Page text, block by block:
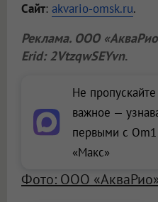
Сайт: akvario-omsk.ru.
Реклама. ООО
Erid: 2VtzqwSEYvn.
Не пропускайте
важное —
первыми с
«Макс»
Фото: ООО